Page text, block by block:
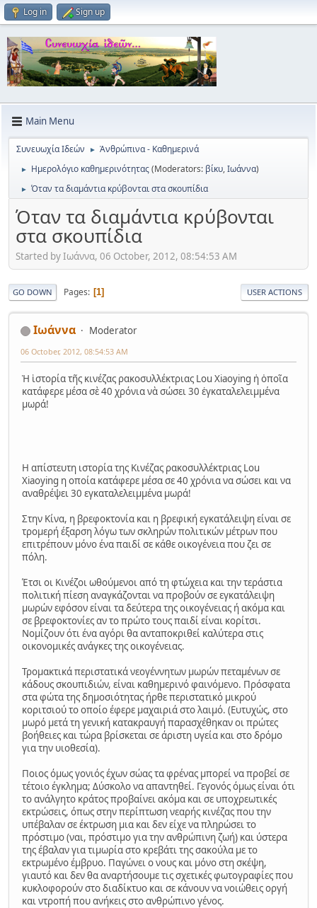
Log in Sign up
Main Menu
Συνευωχία Ιδεών ► Ἀνθρώπινα - Καθημερινά
► Ημερολόγιο καθημερινότητας(Moderators: βίκυ,Ιωάννα)
► Όταν τα διαμάντια κρύβονται στα σκουπίδια
Όταν τα διαμάντια κρύβονται
στα σκουπίδια
Started by Ιωάννα, 06 October, 2012, 08:54:53 AM
GO DOWN Pages 1 USER ACTIONS
Ιωάννα Moderator
06 October, 2012, 08:54:53 AM
Ἡ ἱστορία τῆς κινέζας ρακοσυλλέκτριας Lou Xiaoying ἡ ὁποῖα
κατάφερε μέσα σὲ 40 χρόνια νὰ σώσει 30 ἐγκαταλελειμμένα
μωρά!
Η απίστευτη ιστορία της Κινέζας ρακοσυλλέκτριας Lou
Xiaoying η οποία κατάφερε μέσα σε 40 χρόνια να σώσει και να
αναθρέψει 30 εγκαταλελειμμένα μωρά!
Στην Κίνα, η βρεφοκτονία και η βρεφική εγκατάλειψη είναι σε
τρομερή έξαρση λόγω των σκληρών πολιτικών μέτρων που
επιτρέπουν μόνο ένα παιδί σε κάθε οικογένεια που ζει σε
πόλη.
Έτσι οι Κινέζοι ωθούμενοι από τη φτώχεια και την τεράστια
πολιτική πίεση αναγκάζονται να προβούν σε εγκατάλειψη
μωρών εφόσον είναι τα δεύτερα της οικογένειας ή ακόμα και
σε βρεφοκτονίες αν το πρώτο τους παιδί είναι κορίτσι.
Νομίζουν ότι ένα αγόρι θα ανταποκριθεί καλύτερα στις
οικονομικές ανάγκες της οικογένειας.
Τρομακτικά περιστατικά νεογέννητων μωρών πεταμένων σε
κάδους σκουπιδιών, είναι καθημερινό φαινόμενο. Πρόσφατα
στα φώτα της δημοσιότητας ήρθε περιστατικό μικρού
κοριτσιού το οποίο έφερε μαχαιριά στο λαιμό. (Ευτυχώς, στο
μωρό μετά τη γενική κατακραυγή παρασχέθηκαν οι πρώτες
βοήθειες και τώρα βρίσκεται σε άριστη υγεία και στο δρόμο
για την υιοθεσία).
Ποιος όμως γονιός έχων σώας τα φρένας μπορεί να προβεί σε
τέτοιο έγκλημα; Δύσκολο να απαντηθεί. Γεγονός όμως είναι ότι
το ανάλγητο κράτος προβαίνει ακόμα και σε υποχρεωτικές
εκτρώσεις, όπως στην περίπτωση νεαρής κινέζας που την
υπέβαλαν σε έκτρωση μια και δεν είχε να πληρώσει το
πρόστιμο (ναι, πρόστιμο για την ανθρώπινη ζωή) και ύστερα
της έβαλαν για τιμωρία στο κρεβάτι της σακούλα με το
εκτρωμένο έμβρυο. Παγώνει ο νους και μόνο στη σκέψη,
γιαυτό και δεν θα αναρτήσουμε τις σχετικές φωτογραφίες που
κυκλοφορούν στο διαδίκτυο και σε κάνουν να νοιώθεις οργή
και ντροπή που ανήκεις στο ανθρώπινο γένος.